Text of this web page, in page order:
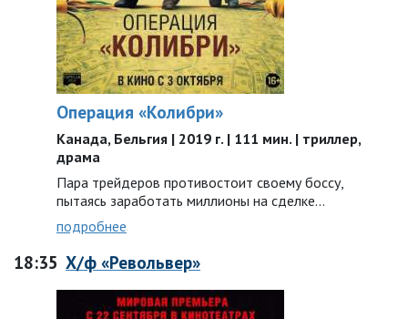
Операция «Колибри»
Канада, Бельгия | 2019 г. | 111 мин. | триллер,
драма
Пара трейдеров противостоит своему боссу,
пытаясь заработать миллионы на сделке…
подробнее
18:35 Х/ф «Револьвер»